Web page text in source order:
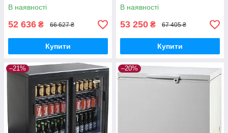
В наявності
52 636 ₴ 66 627 ₴
Купити
В наявності
53 250 ₴ 67 405 ₴
Купити
–21% –20%